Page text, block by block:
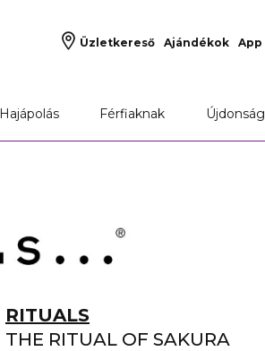
Üzletkereső Ajándékok App
Hajápolás Férfiaknak Újdonság
RITUALS
THE RITUAL OF SAKURA